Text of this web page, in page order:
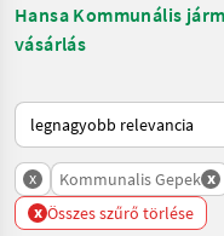
Hansa Kommunális
vásárlás
Így van sorba rendezve a
x Kommunalis Gepek x
x Összes szűrő törlése